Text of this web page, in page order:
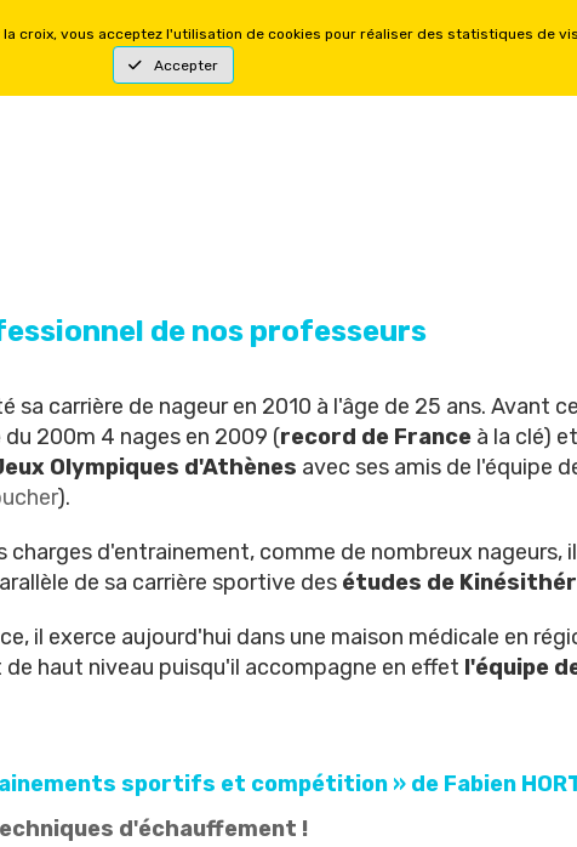
FORMATIONS MENTALES OFFRES CONTACT
de nos professeurs
sa carrière de nageur en 2010 à l'âge de 25 ans. Avant
du 200m 4 nages en 2009 (record de France à la clé)
Olympiques d'Athènes avec ses amis de l'équipe
).
charges d'entrainement, comme de nombreux nageurs,
de sa carrière sportive des études de
il exerce aujourd'hui dans une maison médicale en
haut niveau puisqu'il accompagne en effet l'équipe
sportifs et compétition » de Fabien
d'échauffement !